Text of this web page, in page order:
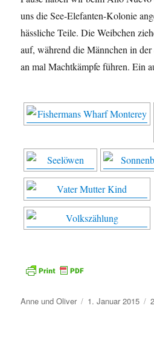
uns die See-Elefanten-Kolonie
hässliche Teile. Die Weibchen
auf, während die Männchen in
an mal Machtkämpfe führen. Ein
Autor
Anne und Oliver
Veröffentlicht
1. Januar 2015